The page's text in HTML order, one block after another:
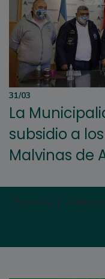
31/03
La
subsidio a
Malvinas de
Primera |